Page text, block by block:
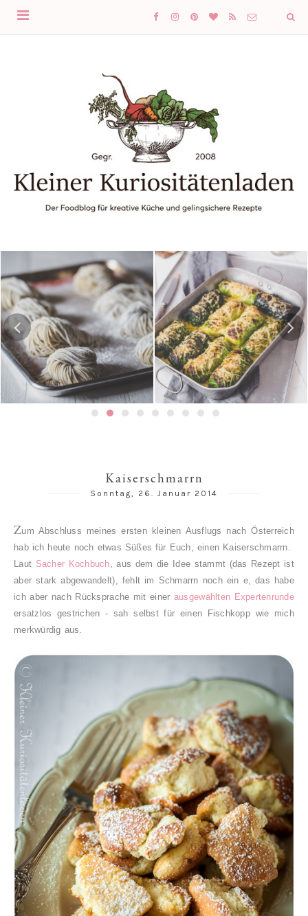
Risotto-Wirsing-Rouladen
Gedämpfte Jiaozi mit
Schweinefleischfüllung | 餃
子 / 饺子
Kaiserschmarrn
Sonntag, 26. Januar 2014
Zum Abschluss meines ersten kleinen Ausflugs nach Österreich
hab ich heute noch etwas Süßes für Euch, einen Kaiserschmarrn.
Laut Sacher Kochbuch, aus dem die Idee stammt (das Rezept ist
aber stark abgewandelt), fehlt im Schmarrn noch ein e, das habe
ich aber nach Rücksprache mit einer ausgewählten Expertenrunde
ersatzlos gestrichen - sah selbst für einen Fischkopp wie mich
merkwürdig aus.